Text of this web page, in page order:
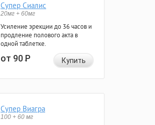
Супер Сиалис
20мг + 60мг
Усиление эрекции до 36 часов и
продление полового акта в
одной таблетке.
от 90Р Купить
Супер Виагра
100 + 60 мг